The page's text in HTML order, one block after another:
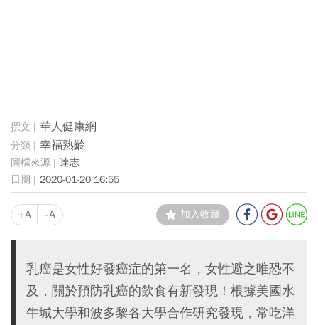
華人健康網
幸福熟齡
達志
2020-01-20 16:55
+A -A 加入收藏
乳癌是女性好發癌症的第一名，女性避之唯恐不
及，關於預防乳癌的飲食有新發現！根據美國水
牛城大學和波多黎各大學合作研究發現，常吃洋